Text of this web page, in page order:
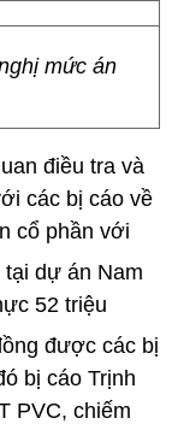
mức án
điều tra và
các bị cáo về
cổ phần với
tại dự án Nam
52 triệu
được các bị
bị cáo Trịnh
PVC, chiếm